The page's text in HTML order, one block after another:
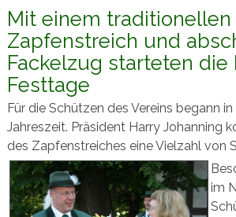
Mit einem traditionellen
Zapfenstreich und
Fackelzug starteten die
Festtage
Für die Schützen des Vereins begann
Jahreszeit. Präsident Harry Johanning
des Zapfenstreiches eine Vielzahl von
im